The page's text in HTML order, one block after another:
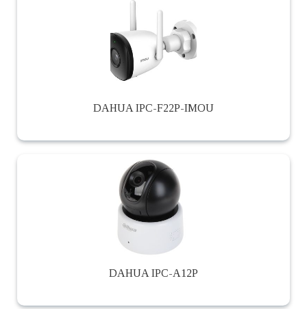
DAHUA IPC-F22P-IMOU
DAHUA IPC-A12P